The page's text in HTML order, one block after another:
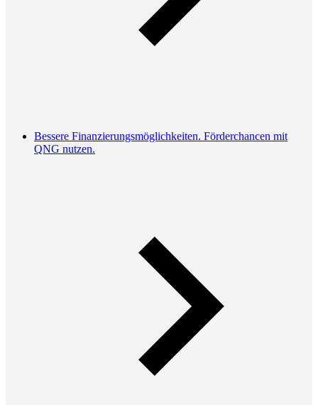
Bessere Finanzierungsmöglichkeiten. Förderchancen mit
QNG nutzen.